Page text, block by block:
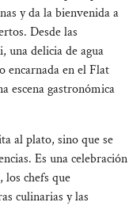
y da la bienvenida a
Desde las
una delicia de agua
encarnada en el Flat
escena gastronómica
al plato, sino que se
Es una celebración
los chefs que
culinarias y las